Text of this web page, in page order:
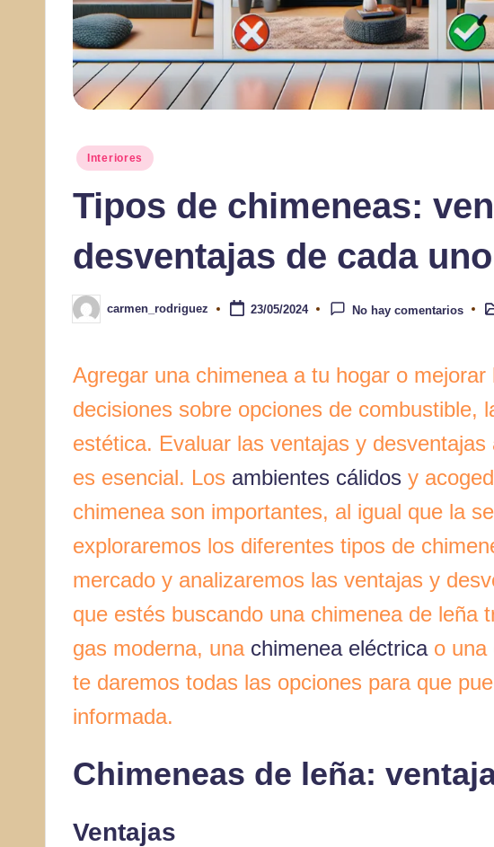
Publicado
Interiores
Tipos de chimeneas:
desventajas de cada uno
Publicado
por
carmen_rodriguez 23/05/2024 No hay comentarios
Agregar una chimenea a tu hogar o
decisiones sobre opciones de combustible,
estética. Evaluar las ventajas y
es esencial. Los ambientes cálidos y
chimenea son importantes, al igual que la
exploraremos los diferentes tipos de
mercado y analizaremos las ventajas y
que estés buscando una chimenea de leña
gas moderna, una chimenea eléctricao una
te daremos todas las opciones para que
informada.
Chimeneas de leña:
Ventajas